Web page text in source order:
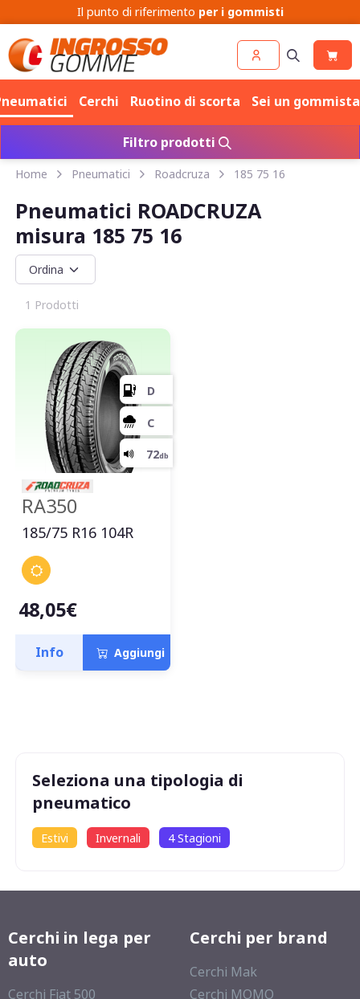
Cerchi Pneumatici
Cerchi Ruotino di scorta Sei un
Filtro prodotti
Home Pneumatici Roadcruza 185 75 16
Pneumatici ROADCRUZA
misura 185 75 16
1 Prodotti
RA350
185/75 R16 104R
48,05€
Info Aggiungi
Seleziona una tipologia di
pneumatico
Estivi Invernali 4 Stagioni
Cerchi in lega per
auto
Cerchi Fiat 500
Cerchi per brand
Cerchi Mak
Cerchi MOMO